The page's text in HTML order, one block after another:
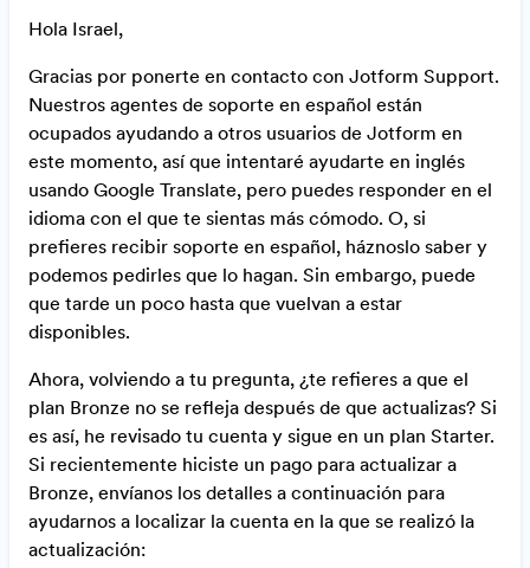
Hola Israel,
Gracias por ponerte en contacto con Jotform Support.
Nuestros agentes de soporte en español están
ocupados ayudando a otros usuarios de Jotform en
este momento, así que intentaré ayudarte en inglés
usando Google Translate, pero puedes responder en el
idioma con el que te sientas más cómodo. O, si
prefieres recibir soporte en español, háznoslo saber y
podemos pedirles que lo hagan. Sin embargo, puede
que tarde un poco hasta que vuelvan a estar
disponibles.
Ahora, volviendo a tu pregunta, ¿te refieres a que el
plan Bronze no se refleja después de que actualizas? Si
es así, he revisado tu cuenta y sigue en un plan Starter.
Si recientemente hiciste un pago para actualizar a
Bronze, envíanos los detalles a continuación para
ayudarnos a localizar la cuenta en la que se realizó la
actualización: